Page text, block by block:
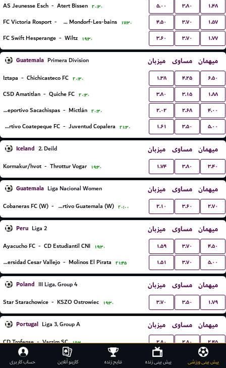
AS Jeunesse Esch - Atert Bissen ۲۰:۳۰ ۵.۰۰ ۳.۸۰ ۱.۴۸
FC Victoria Rosport - US Mondorf-Les-bains ۱۷:۳۰ ۴.۵۰ ۳.۷۰ ۱.۵۷
FC Swift Hesperange - Wiltz ۱۹:۳۰ ۳.۶۰ ۳.۷۰ ۱.۷۷
Guatemala Primera Division میزبان مساوی میهمان
Iztapa - Chichicasteco FC ۲۰:۳۰ ۱.۳۸ ۴.۲۵ ۶.۵۰
CSD Amatitlan - Quiche FC ۲۰:۳۰ ۳.۸۰ ۳.۱۵ ۱.۸۸
CS Deportivo Sacachispas - Mictlán ۲۰:۳۰ ۲.۰۲ ۲.۶۸ ۴.۰۰
Deportivo Coatepeque FC - Juventud Copalera ۲۱:۳۰ ۱.۶۱ ۳.۵۰ ۵.۰۰
Iceland 2. Deild میزبان مساوی میهمان
Kormakur/hvot - Throttur Vogar ۱۹:۳۰ ۱.۷۴ ۳.۸۰ ۳.۴۰
Guatemala Liga Nacional Women میزبان مساوی میهمان
Cobaneras FC (W) - Deportivo Guatemala (W) ۲۰:۰۰ ۲.۱۰ ۳.۶۰ ۲.۷۰
Peru Liga 2 میزبان مساوی میهمان
Ayacucho FC - CD Estudiantil CNI ۱۹:۳۰ ۱.۵۹ ۳.۷۰ ۴.۵۰
Universidad Cesar Vallejo - Molinos El Pirata ۲۱:۴۵ ۱.۵۱ ۳.۷۰ ۵.۰۰
Poland III Liga, Group 4 میزبان مساوی میهمان
Star Starachowice - KSZO Ostrowiec ۱۹:۳۰ ۳.۷۰ ۳.۵۰ ۱.۷۹
Portugal Liga 3, Group A میزبان مساوی میهمان
CD Trofense-Varzim SC ۱۹:۳۰ ۲.۸۰ ۲.۸۰ ۲.۴۵
-SC Vianense ۱۹:۳۰ ۱.۶۹ ۴.۳۳
پیش بینی ورزشی پیش بینی زنده نتایج زنده کازینو آنلاین حساب کاربری